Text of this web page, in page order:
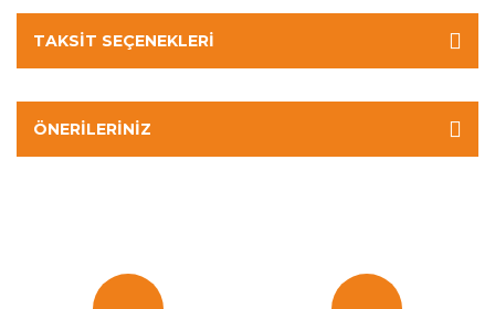
TAKSIT SEÇENEKLERI
ÖNERILERINIZ